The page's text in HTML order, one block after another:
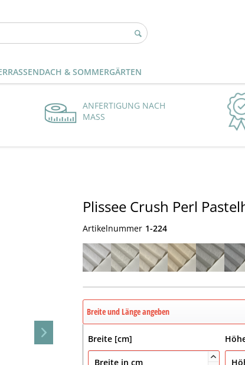
& SOMMERGÄRTEN
ANFERTIGUNG NACH
MASS
Plissee Crush Perl
Artikelnummer 1-224
Breite und Länge angeben
Breite [cm]
